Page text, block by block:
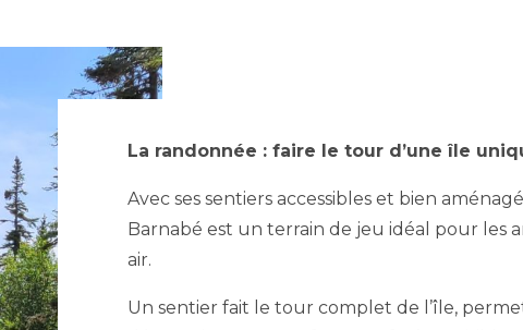
La randonnée : faire le tour d’une île
Avec ses sentiers accessibles et bien
Barnabé est un terrain de jeu idéal pour les
air.
Un sentier fait le tour complet de l’île,